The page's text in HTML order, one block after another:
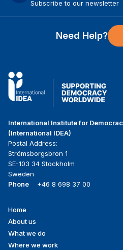
Subscribe to our newsletter
Need Help?
International Institute for
(International IDEA)
Postal Address:
Strömsborgsbron 1
SE-103 34 Stockholm
Sweden
Phone
+46 8 698 37 00
Footer
menu
Home
About us
What we do
Where we work